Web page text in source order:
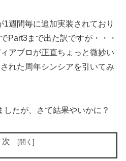
1週間毎に追加実装されており
Part3まで出た訳ですが・・・
アブロが正直ちょっと微妙い
れた周年シンシアを引いてみ
たが、さて結果やいかに？